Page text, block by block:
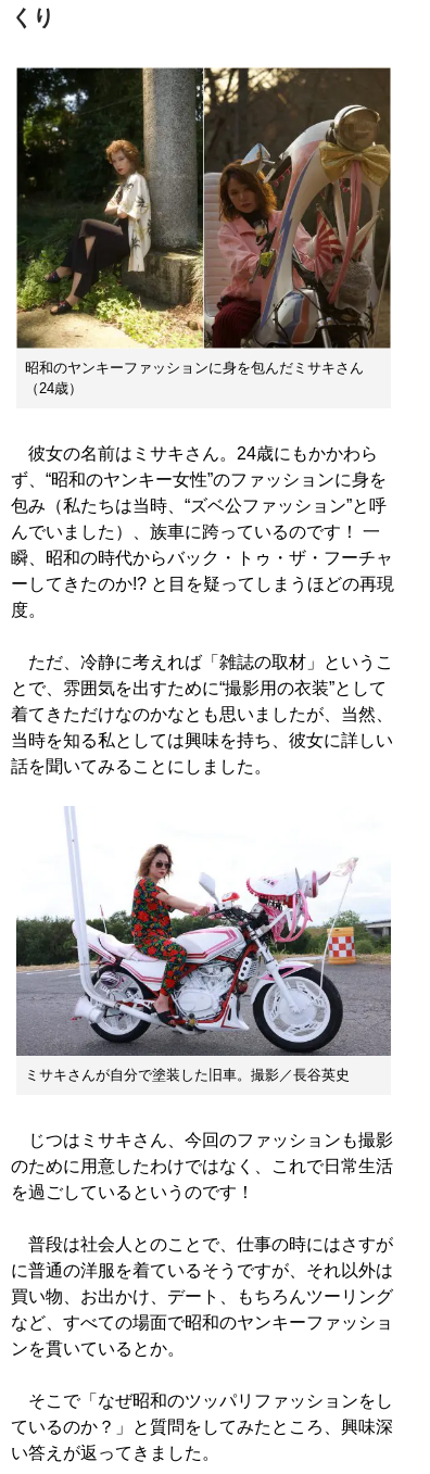
くり
昭和のヤンキーファッションに身を包んだミサキさん
（24歳）
彼女の名前はミサキさん。24歳にもかかわら
ず、“昭和のヤンキー女性”のファッションに身を
包み（私たちは当時、“ズベ公ファッション”と呼
んでいました）、族車に跨っているのです！ 一
瞬、昭和の時代からバック・トゥ・ザ・フーチャ
ーしてきたのか!? と目を疑ってしまうほどの再現
度。
ただ、冷静に考えれば「雑誌の取材」というこ
とで、雰囲気を出すために“撮影用の衣装”として
着てきただけなのかなとも思いましたが、当然、
当時を知る私としては興味を持ち、彼女に詳しい
話を聞いてみることにしました。
ミサキさんが自分で塗装した旧車。撮影／長谷英史
じつはミサキさん、今回のファッションも撮影
のために用意したわけではなく、これで日常生活
を過ごしているというのです！
普段は社会人とのことで、仕事の時にはさすが
に普通の洋服を着ているそうですが、それ以外は
買い物、お出かけ、デート、もちろんツーリング
など、すべての場面で昭和のヤンキーファッショ
ンを貫いているとか。
そこで「なぜ昭和のツッパリファッションをし
ているのか？」と質問をしてみたところ、興味深
い答えが返ってきました。